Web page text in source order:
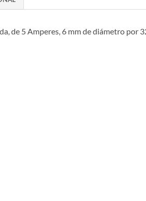
de 5 Amperes, 6 mm de diámetro por